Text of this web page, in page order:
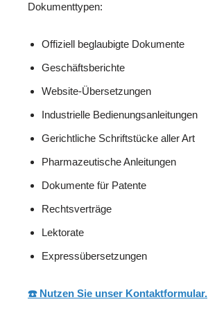
Dokumenttypen:
Offiziell beglaubigte Dokumente
Geschäftsberichte
Website-Übersetzungen
Industrielle Bedienungsanleitungen
Gerichtliche Schriftstücke aller Art
Pharmazeutische Anleitungen
Dokumente für Patente
Rechtsverträge
Lektorate
Expressübersetzungen
☎️ Nutzen Sie unser Kontaktformular.